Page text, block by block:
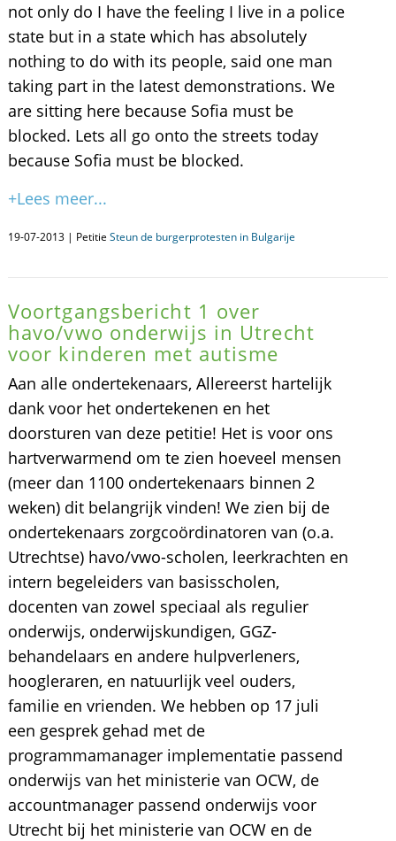
not only do I have the feeling I live in a police
state but in a state which has absolutely
nothing to do with its people, said one man
taking part in the latest demonstrations. We
are sitting here because Sofia must be
blocked. Lets all go onto the streets today
because Sofia must be blocked.
+Lees meer...
19-07-2013 | Petitie Steun de burgerprotesten in Bulgarije
Voortgangsbericht 1 over
havo/vwo onderwijs in Utrecht
voor kinderen met autisme
Aan alle ondertekenaars, Allereerst hartelijk
dank voor het ondertekenen en het
doorsturen van deze petitie! Het is voor ons
hartverwarmend om te zien hoeveel mensen
(meer dan 1100 ondertekenaars binnen 2
weken) dit belangrijk vinden! We zien bij de
ondertekenaars zorgcoördinatoren van (o.a.
Utrechtse) havo/vwo-scholen, leerkrachten en
intern begeleiders van basisscholen,
docenten van zowel speciaal als regulier
onderwijs, onderwijskundigen, GGZ-
behandelaars en andere hulpverleners,
hoogleraren, en natuurlijk veel ouders,
familie en vrienden. We hebben op 17 juli
een gesprek gehad met de
programmamanager implementatie passend
onderwijs van het ministerie van OCW, de
accountmanager passend onderwijs voor
Utrecht bij het ministerie van OCW en de